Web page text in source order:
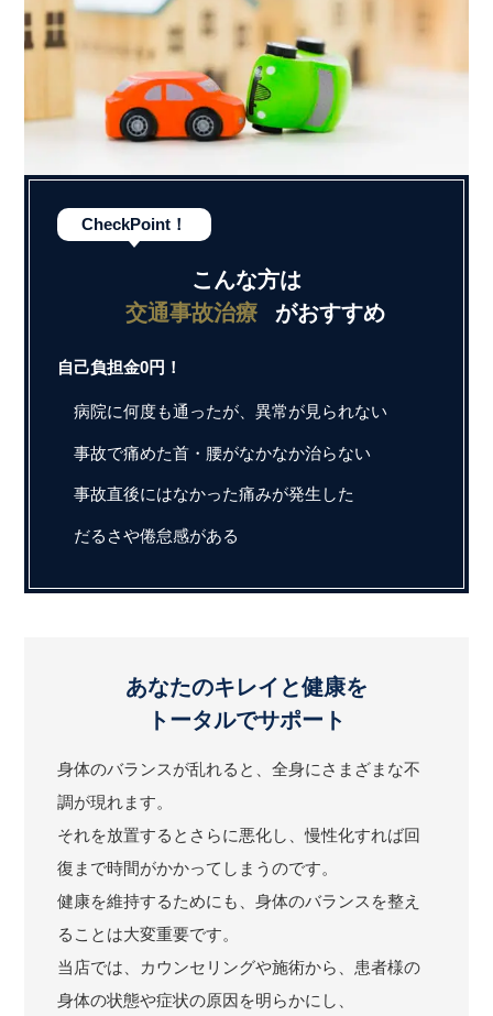
CheckPoint！
こんな方は
交通事故治療
がおすすめ
自己負担金0円！
病院に何度も通ったが、異常が見られない
事故で痛めた首・腰がなかなか治らない
事故直後にはなかった痛みが発生した
だるさや倦怠感がある
あなたのキレイと健康を
トータルでサポート
身体のバランスが乱れると、全身にさまざまな不
調が現れます。
それを放置するとさらに悪化し、慢性化すれば回
復まで時間がかかってしまうのです。
健康を維持するためにも、身体のバランスを整え
ることは大変重要です。
当店では、カウンセリングや施術から、患者様の
身体の状態や症状の原因を明らかにし、